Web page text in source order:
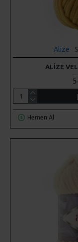
Alize
ALIZE
Hemen Al